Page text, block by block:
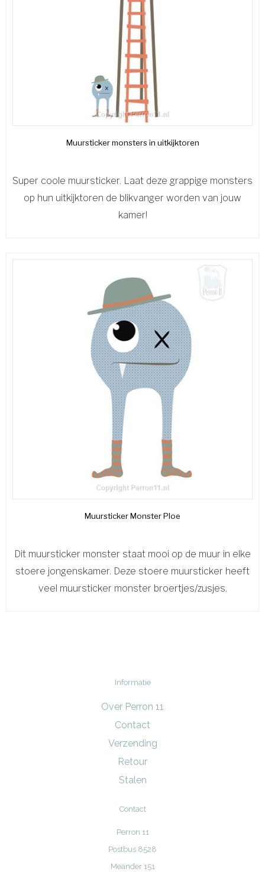
Muursticker monsters in uitkijktoren
Super coole muursticker. Laat deze grappige monsters
op hun uitkijktoren de blikvanger worden van jouw
kamer!
Muursticker Monster Ploe
Dit muursticker monster staat mooi op de muur in elke
stoere jongenskamer. Deze stoere muursticker heeft
veel muursticker monster broertjes/zusjes.
Informatie
Over Perron 11
Contact
Verzending
Retour
Stalen
Contact
Perron 11
Postbus 8528
Meander 151